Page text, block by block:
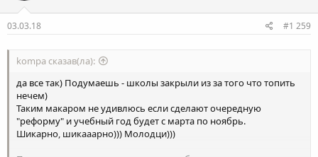
03.03.18 #1 259
kompa сказав(ла):
да все так) Подумаешь - школы закрыли из за того что топить
нечем)
Таким макаром не удивлюсь если сделают очередную
"реформу" и учебный год будет с марта по ноябрь.
Шикарно, шикааарно))) Молодци)))